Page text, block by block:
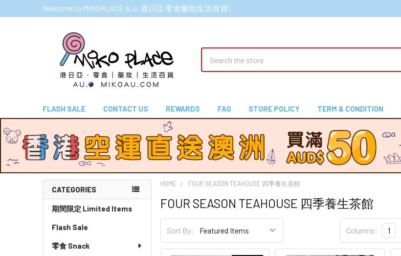
Welcome to MIKOPLACE A.U. 港日亞 零食藥妝生活百貨!
FLASH SALE CONTACT US REWARDS FAQ STORE POLICY TERM & CONDITION
Sidebar
CATEGORIES
期間限定 Limited Items
Flash Sale
零食 Snack
HOME FOUR SEASON TEAHOUSE 四季養生茶館
FOUR SEASON TEAHOUSE 四季養生茶館
Sort By: Columns: 1